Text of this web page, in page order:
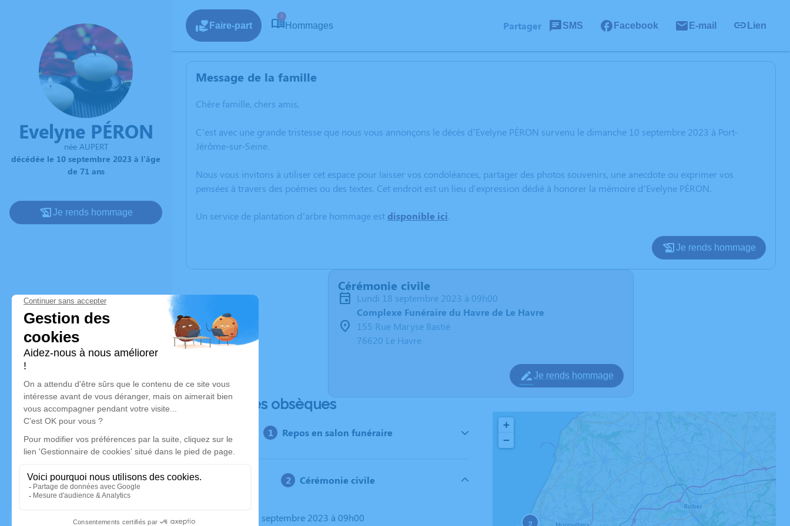
Evelyne PÉRON
née AUPERT
décédée le 10 septembre 2023 à l'âge
de 71 ans
Je rends hommage
Faire-part
3
Hommages Partager SMS Facebook E-mail Lien
Message de la famille
Chère famille, chers amis,
C’est avec une grande tristesse que nous vous annonçons le décès d’Evelyne PÉRON survenu le dimanche 10 septembre 2023 à Port-
Jérôme-sur-Seine.
Nous vous invitons à utiliser cet espace pour laisser vos condoléances, partager des photos souvenirs, une anecdote ou exprimer vos
pensées à travers des poèmes ou des textes. Cet endroit est un lieu d'expression dédié à honorer la mémoire d’Evelyne PÉRON.
Un service de plantation d’arbre hommage estdisponible ici.
Je rends hommage
Cérémonie civile
lundi 18 septembre 2023 à 09h00
Complexe Funéraire du Havre de Le Havre
155 Rue Maryse Bastié
76620 Le Havre
Je rends hommage
Déroulé des obsèques
Repos en salon funéraire
Cérémonie civile
Le lundi 18 septembre 2023 à 09h00
2
+
−